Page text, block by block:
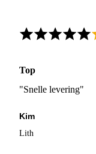
Top
"Snelle levering"
Kim
Lith